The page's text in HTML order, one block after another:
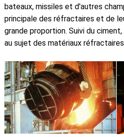
bateaux, missiles et d'autres
principale des réfractaires et de
grande proportion. Suivi du
au sujet des matériaux